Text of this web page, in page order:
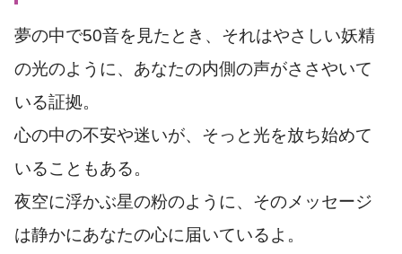
夢の中で50音を見たとき、それはやさしい妖精
の光のように、あなたの内側の声がささやいて
いる証拠。
心の中の不安や迷いが、そっと光を放ち始めて
いることもある。
夜空に浮かぶ星の粉のように、そのメッセージ
は静かにあなたの心に届いているよ。